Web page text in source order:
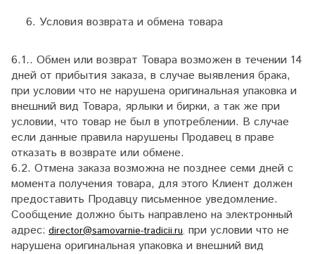
Условия возврата и обмена товара
6.1.. Обмен или возврат Товара возможен в течении 14
дней от прибытия заказа, в случае выявления брака,
при условии что не нарушена оригинальная упаковка и
внешний вид Товара, ярлыки и бирки, а так же при
условии, что товар не был в употреблении. В случае
если данные правила нарушены Продавец в праве
отказать в возврате или обмене.
6.2. Отмена заказа возможна не позднее семи дней с
момента получения товара, для этого Клиент должен
предоставить Продавцу письменное уведомление.
Сообщение должно быть направлено на электронный
адрес: director@samovarnie-tradicii.ru, при условии что не
нарушена оригинальная упаковка и внешний вид